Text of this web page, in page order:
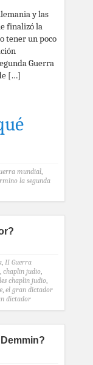
y las
finalizó la
tener un poco
Guerra
[…]
mundial,
la segunda
, II Guerra
, chaplin judio,
chaplin judio,
, el gran dictador
dictador